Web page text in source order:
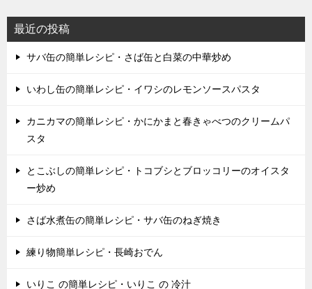
最近の投稿
サバ缶の簡単レシピ・さば缶と白菜の中華炒め
いわし缶の簡単レシピ・イワシのレモンソースパスタ
カニカマの簡単レシピ・かにかまと春きゃべつのクリームパ
スタ
とこぶしの簡単レシピ・トコブシとブロッコリーのオイスタ
ー炒め
さば水煮缶の簡単レシピ・サバ缶のねぎ焼き
練り物簡単レシピ・長崎おでん
いりこ の簡単レシピ・いりこ の 冷汁